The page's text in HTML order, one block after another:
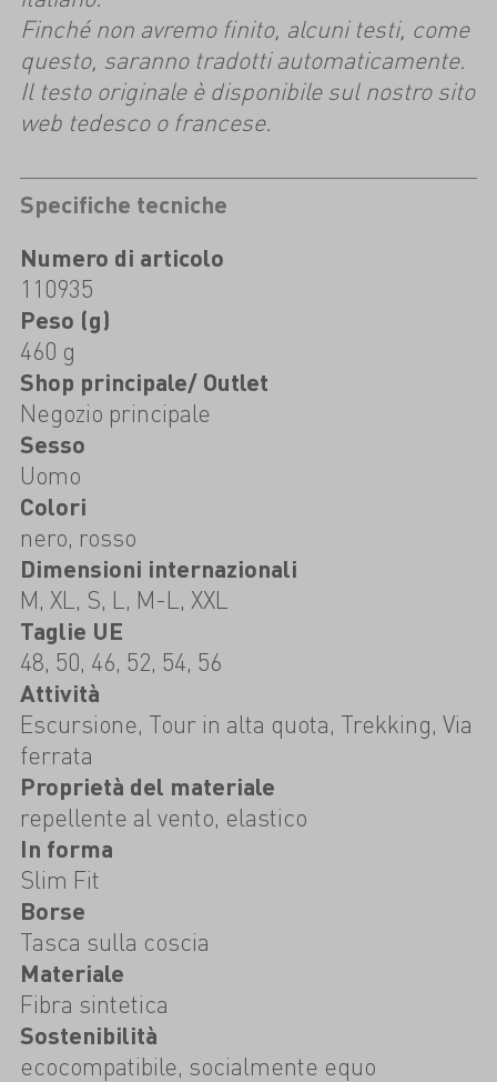
Finché non avremo finito, alcuni testi, come
questo, saranno tradotti automaticamente.
Il testo originale è disponibile sul nostro sito
web tedesco o francese.
Specifiche tecniche
Numero di articolo
110935
Peso (g)
460 g
Shop principale/ Outlet
Negozio principale
Sesso
Uomo
Colori
nero, rosso
Dimensioni internazionali
M, XL, S, L, M-L, XXL
Taglie UE
48, 50, 46, 52, 54, 56
Attività
Escursione, Tour in alta quota, Trekking, Via
ferrata
Proprietà del materiale
repellente al vento, elastico
In forma
Slim Fit
Borse
Tasca sulla coscia
Materiale
Fibra sintetica
Sostenibilità
ecocompatibile, socialmente equo